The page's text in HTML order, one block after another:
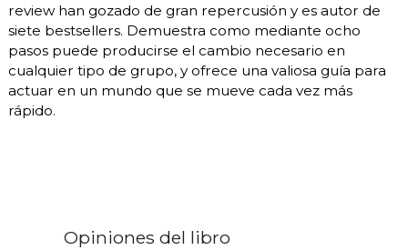
review han gozado de gran repercusión y es autor de
siete bestsellers. Demuestra como mediante ocho
pasos puede producirse el cambio necesario en
cualquier tipo de grupo, y ofrece una valiosa guía para
actuar en un mundo que se mueve cada vez más
rápido.
Opiniones del libro